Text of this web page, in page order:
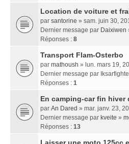
Location de voiture et
par santorine » sam. juin 30,
Dernier message par Daixiwen
Réponses : 8
Transport Flam-Osterbo
par mathoush » lun. mars 19,
Dernier message par
Réponses : 1
En camping-car fin hiver
par An Dared » mar. janv. 23,
Dernier message par kveite »
Réponses : 13